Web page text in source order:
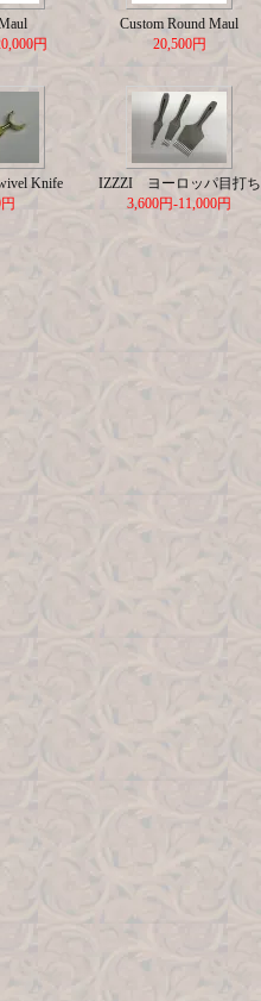
円
Custom Round Maul
20,500円
Knife
IZZZI ヨーロッパ目打ち
3,600円-11,000円